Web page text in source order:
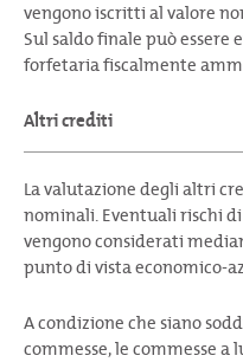
vengono iscritti al valore
Sul saldo finale può
forfetaria fiscalmente
Altri crediti
La valutazione degli altri
nominali. Eventuali rischi
vengono considerati
punto di vista economico-
A condizione che siano
commesse, le commesse